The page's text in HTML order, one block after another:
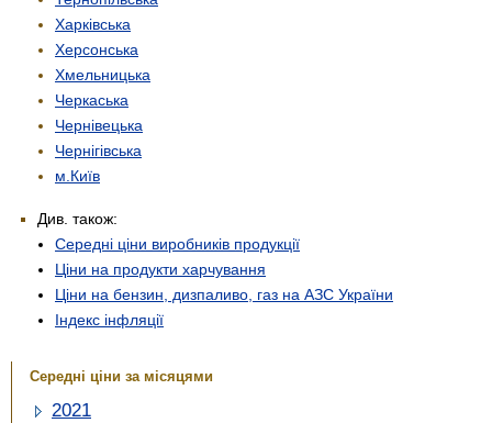
Харківська
Херсонська
Хмельницька
Черкаська
Чернівецька
Чернігівська
м.Київ
Див. також:
Середні ціни виробників продукції
Ціни на продукти харчування
Ціни на бензин, дизпаливо, газ на АЗС України
Індекс інфляції
Середні ціни за місяцями
2021